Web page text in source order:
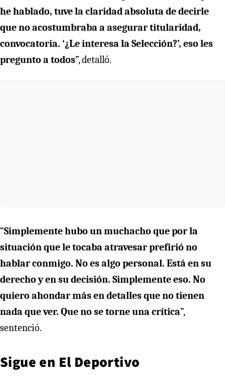
he hablado, tuve la claridad absoluta de decirle
que no acostumbraba a asegurar titularidad,
convocatoria. ‘¿Le interesa la Selección?’, eso les
pregunto a todos”, detalló.
“Simplemente hubo un muchacho que por la
situación que le tocaba atravesar prefirió no
hablar conmigo. No es algo personal. Está en su
derecho y en su decisión. Simplemente eso. No
quiero ahondar más en detalles que no tienen
nada que ver. Que no se torne una crítica”,
sentenció.
Sigue en El Deportivo